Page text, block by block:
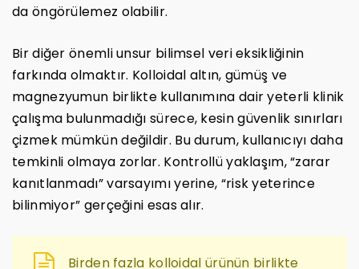
da öngörülemez olabilir.
Bir diğer önemli unsur bilimsel veri eksikliğinin
farkında olmaktır. Kolloidal altın, gümüş ve
magnezyumun birlikte kullanımına dair yeterli klinik
çalışma bulunmadığı sürece, kesin güvenlik sınırları
çizmek mümkün değildir. Bu durum, kullanıcıyı daha
temkinli olmaya zorlar. Kontrollü yaklaşım, “zarar
kanıtlanmadı” varsayımı yerine, “risk yeterince
bilinmiyor” gerçeğini esas alır.
Birden fazla kolloidal ürünün birlikte